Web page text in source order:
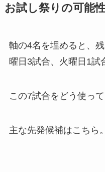
お試し祭りの可能
軸の4名を埋めると、
曜日3試合、火曜日1試
この7試合をどう使っ
主な先発候補はこちら。